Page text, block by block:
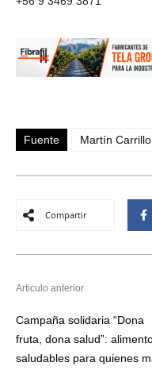
Fuente Martín
Compartir
Articulo anterior
Campaña solidaria “Dona
fruta, dona salud”:
saludables para quienes